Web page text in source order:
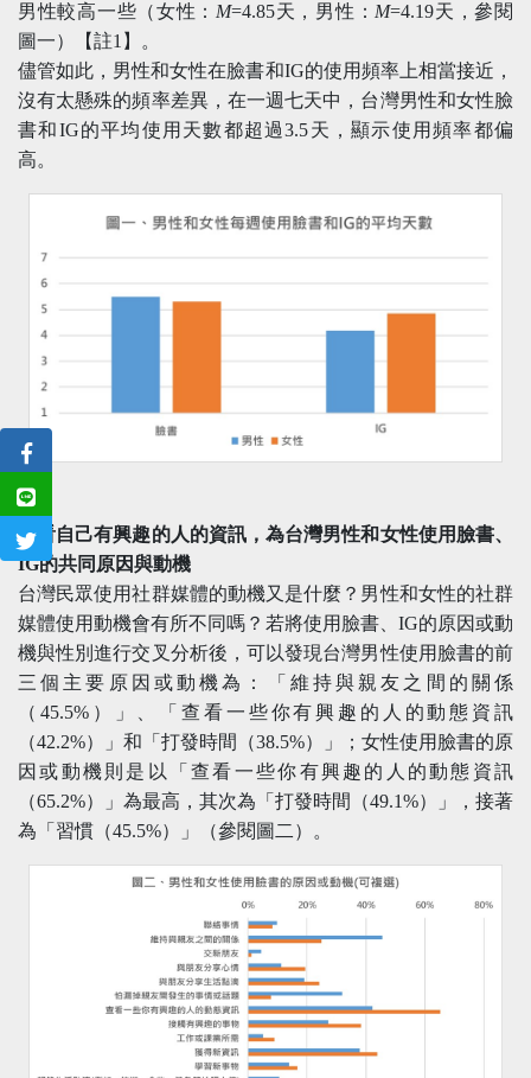
男性較高一些（女性： M=4.85天，男性： M=4.19天，參閱
圖一）【註1】。
儘管如此，男性和女性在臉書和IG的使用頻率上相當接近，
沒有太懸殊的頻率差異，在一週七天中，台灣男性和女性臉
書和IG的平均使用天數都超過3.5天，顯示使用頻率都偏
高。
查看自己有興趣的人的資訊，為台灣男性和女性使用臉書、
IG的共同原因與動機
台灣民眾使用社群媒體的動機又是什麼？男性和女性的社群
媒體使用動機會有所不同嗎？若將使用臉書、IG的原因或動
機與性別進行交叉分析後，可以發現台灣男性使用臉書的前
三個主要原因或動機為：「維持與親友之間的關係
（45.5%）」、「查看一些你有興趣的人的動態資訊
（42.2%）」和「打發時間（38.5%）」；女性使用臉書的原
因或動機則是以「查看一些你有興趣的人的動態資訊
（65.2%）」為最高，其次為「打發時間（49.1%）」，接著
為「習慣（45.5%）」（參閱圖二）。